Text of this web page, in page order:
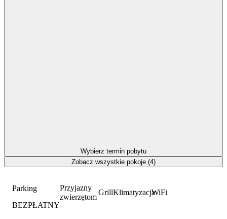
Parking
BEZPŁATNY
Przyjazny
zwierzętom
GrillKlimatyzacjaWiFi
Wybierz termin pobytu
Zobacz wszystkie pokoje (4)